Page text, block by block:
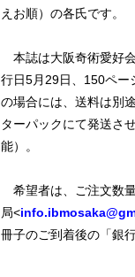
えお順）の各氏です。
本誌は大阪奇術愛好
行日5月29日、150ペー
の場合には、送料は別
ターパックにて発送さ
能）。
希望者は、ご注文数
局<
冊子のご到着後の「銀